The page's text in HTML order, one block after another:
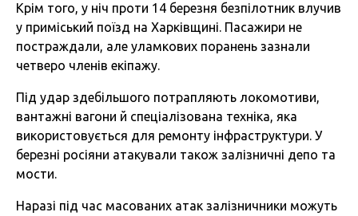
Крім того, у ніч проти 14 березня безпілотник влучив
у приміський поїзд на Харківщині. Пасажири не
постраждали, але уламкових поранень зазнали
четверо членів екіпажу.
Під удар здебільшого потрапляють локомотиви,
вантажні вагони й спеціалізована техніка, яка
використовується для ремонту інфраструктури. У
березні росіяни атакували також залізничні депо та
мости.
Наразі під час масованих атак залізничники можуть